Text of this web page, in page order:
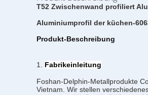
T52 Zwischenwand profiliert
Aluminiumprofil der küchen-
Produkt-Beschreibung
1. Fabrikeinleitung
Foshan-Delphin-Metallprodukte
Vietnam. Wir stellen